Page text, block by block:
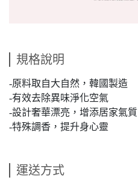
規格說明
-原料取自大自然，韓國製造
-有效去除異味淨化空氣
-設計奢華漂亮，增添居家氣質
-特殊調香，提升身心靈
運送方式